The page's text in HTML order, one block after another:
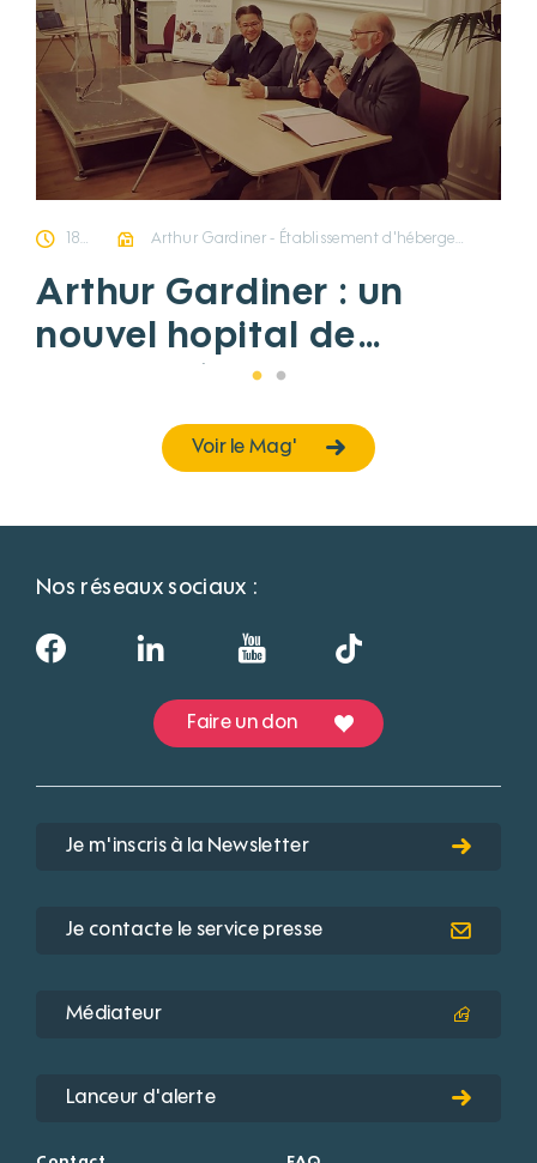
18/10/2019 Arthur Gardiner - Établissement d'hébergement pour personnes âgées dépendantes
Arthur Gardiner : un
nouvel hopital de
Voir le Mag'
Nos réseaux sociaux :
Faire un don
Je m'inscris à la Newsletter
Je contacte le service presse
Médiateur
Lanceur d'alerte